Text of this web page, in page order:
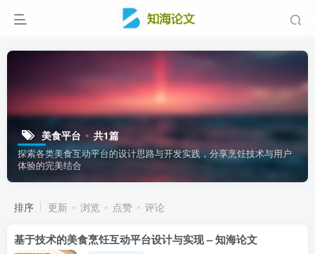
美食平台 共1篇
探索各类美食互动平台的设计思路与开发实践，分享烹饪技术与用户
体验的完美结合
排序 更新 浏览 点赞 评论
基于技术的美食烹饪互动平台设计与实现 – 知海论文